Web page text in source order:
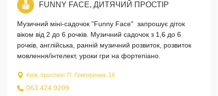
FUNNY FACE, ДИТЯЧИЙ ПРОСТІР
Музичний міні-садочок "Funny Face" запрошує діток
віком від 2 до 6 рочків. Музичний садочок з 1,6 до 6
рочків, англійська, ранній музичний розвиток, розвиток
мовлення/інтелект, уроки гри на фортепіано.
Київ, проспект П. Григоренка, 16
063 424 9209